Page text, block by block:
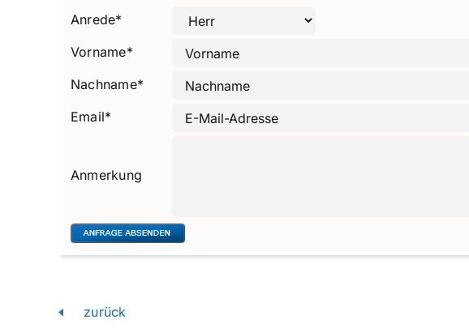
Anrede*
Vorname*
Nachname*
Email*
Anmerkung
zurück